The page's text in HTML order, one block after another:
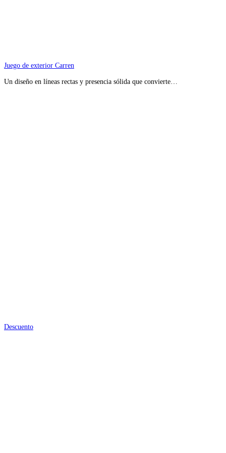
Juego de exterior Carren
Un diseño en líneas rectas y presencia sólida que convierte…
Descuento